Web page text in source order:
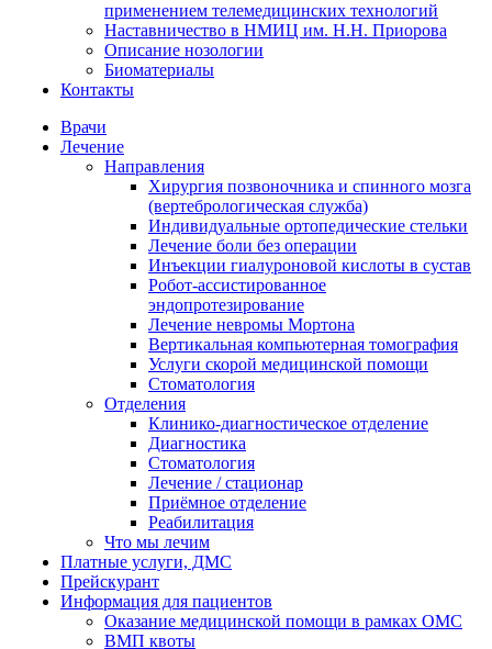
применением телемедицинских технологий
Наставничество в НМИЦ им. Н.Н. Приорова
Описание нозологии
Биоматериалы
Контакты
Врачи
Лечение
Направления
Хирургия позвоночника и спинного мозга
(вертебрологическая служба)
Индивидуальные ортопедические стельки
Лечение боли без операции
Инъекции гиалуроновой кислоты в сустав
Робот-ассистированное
эндопротезирование
Лечение невромы Мортона
Вертикальная компьютерная томография
Услуги скорой медицинской помощи
Стоматология
Отделения
Клинико-диагностическое отделение
Диагностика
Стоматология
Лечение / стационар
Приёмное отделение
Реабилитация
Что мы лечим
Платные услуги, ДМС
Прейскурант
Информация для пациентов
Оказание медицинской помощи в рамках ОМС
ВМП квоты